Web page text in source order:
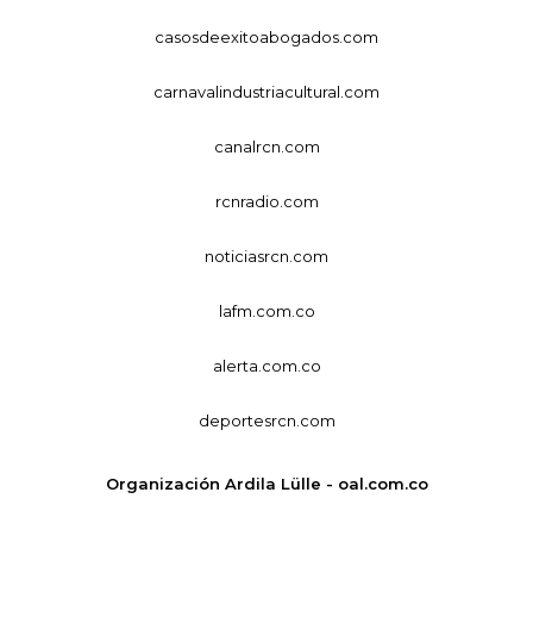
casosdeexitoabogados.com
carnavalindustriacultural.com
canalrcn.com
rcnradio.com
noticiasrcn.com
lafm.com.co
alerta.com.co
deportesrcn.com
Organización Ardila Lülle - oal.com.co